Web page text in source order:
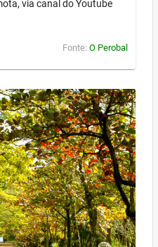
via canal do Youtube
Fonte: O Perobal